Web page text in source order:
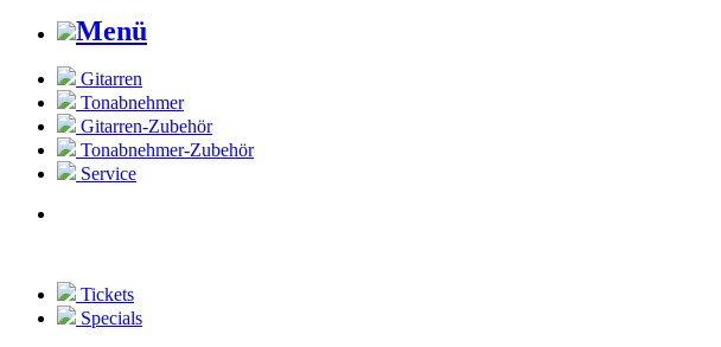
Menü
Gitarren
Tonabnehmer
Gitarren-Zubehör
Tonabnehmer-Zubehör
Service
Tickets
Specials